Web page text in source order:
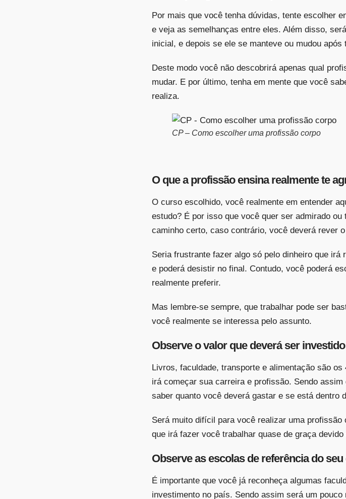
Por mais que você tenha dúvidas, tente escolher
e veja as semelhanças entre eles. Além disso,
inicial, e depois se ele se manteve ou mudou após
Deste modo você não descobrirá apenas qual
mudar. E por último, tenha em mente que você
realiza.
CP – Como escolher uma profissão corpo
O que a profissão ensina realmente te
O curso escolhido, você realmente em entender
estudo? É por isso que você quer ser admirado
caminho certo, caso contrário, você deverá rever
Seria frustrante fazer algo só pelo dinheiro que irá
e poderá desistir no final. Contudo, você poderá
realmente preferir.
Mas lembre-se sempre, que trabalhar pode ser
você realmente se interessa pelo assunto.
Observe o valor que deverá ser investido
Livros, faculdade, transporte e alimentação são
irá começar sua carreira e profissão. Sendo
saber quanto você deverá gastar e se está dentro
Será muito difícil para você realizar uma profissão
que irá fazer você trabalhar quase de graça
Observe as escolas de referência do
É importante que você já reconheça algumas
investimento no país. Sendo assim será um